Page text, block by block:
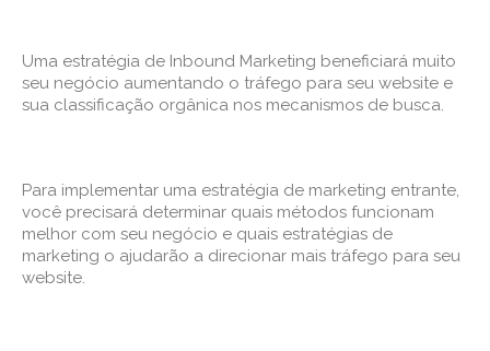
Uma estratégia de Inbound Marketing beneficiará muito
seu negócio aumentando o tráfego para seu website e
sua classificação orgânica nos mecanismos de busca.
Para implementar uma estratégia de marketing entrante,
você precisará determinar quais métodos funcionam
melhor com seu negócio e quais estratégias de
marketing o ajudarão a direcionar mais tráfego para seu
website.